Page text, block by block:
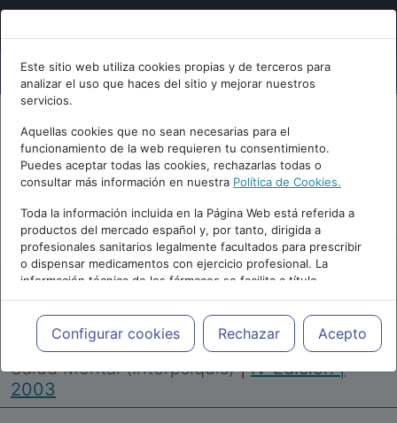
Este sitio web utiliza cookies propias y de terceros para
analizar el uso que haces del sitio y mejorar nuestros
servicios.
Aquellas cookies que no sean necesarias para el
funcionamiento de la web requieren tu consentimiento.
Puedes aceptar todas las cookies, rechazarlas todas o
consultar más información en nuestra Política de Cookies.
Toda la información incluida en la Página Web está referida a
productos del mercado español y, por tanto, dirigida a
profesionales sanitarios legalmente facultados para prescribir
o dispensar medicamentos con ejercicio profesional. La
información técnica de los fármacos se facilita a título
meramente informativo, siendo responsabilidad de los
profesionales facultados prescribir medicamentos y decidir, en
cada caso concreto, el tratamiento más adecuado a las
necesidades del paciente.
Configurar cookies Rechazar Acepto
Repositorio de Artículos |Congreso Virtual
Internacional de Psiquiatría, Psicología y
Salud Mental (Interpsiquis)|IV Edición |
2003